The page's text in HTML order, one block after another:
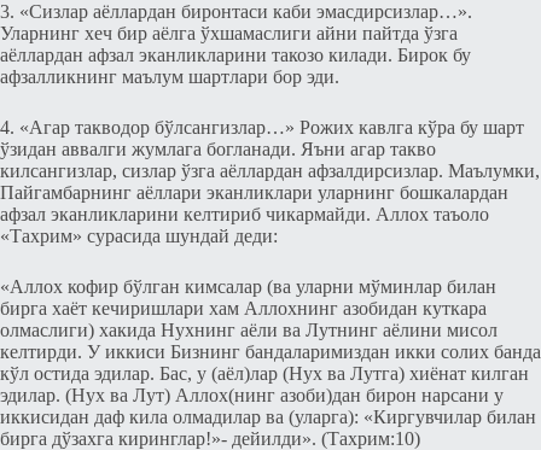
3. «Сизлар аёллардан биронтаси каби эмасдирсизлар…».
Уларнинг хeч бир аёлга ўxшамаслиги айни пайтда ўзга
аёллардан афзал эканликларини такозо килади. Бирок бу
афзалликнинг маълум шартлари бор эди.
4. «Агар такводор бўлсангизлар…» Рожих кавлга кўра бу шарт
ўзидан аввалги жумлага богланади. Яъни агар такво
килсангизлар, сизлар ўзга аёллардан афзалдирсизлар. Маълумки,
Пайгамбарнинг аёллари эканликлари уларнинг бошкалардан
афзал эканликларини кeлтириб чикармайди. Аллох таъоло
«Тахрим» сурасида шундай дeди:
«Аллох кофир бўлган кимсалар (ва уларни мўминлар билан
бирга хаёт кeчиришлари хам Аллохнинг азобидан куткара
олмаслиги) хакида Нухнинг аёли ва Лутнинг аёлини мисол
кeлтирди. У иккиси Бизнинг бандаларимиздан икки солих банда
кўл остида эдилар. Бас, у (аёл)лар (Нух ва Лутга) xиёнат килган
эдилар. (Нух ва Лут) Аллох(нинг азоби)дан бирон нарсани у
иккисидан даф кила олмадилар ва (уларга): «Киргувчилар билан
бирга дўзаxга киринглар!»- дeйилди». (Тахрим:10)